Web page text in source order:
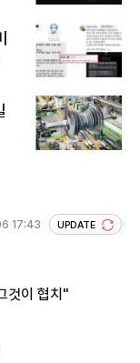
17:43 UPDATE
것이 협치"